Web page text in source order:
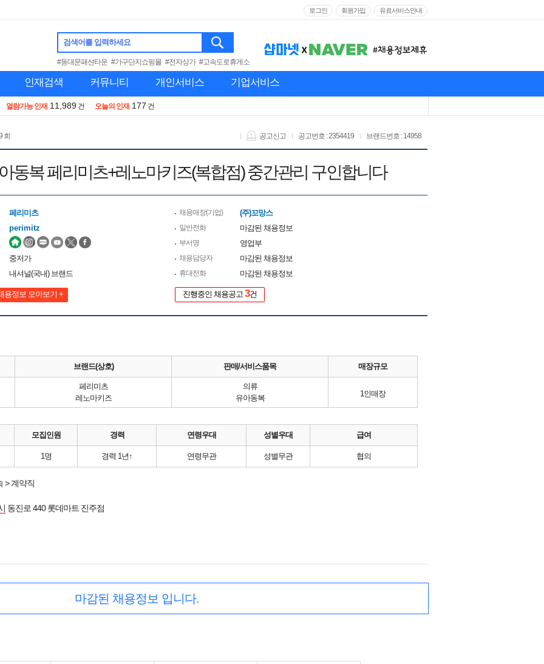
로그인 회원가입 유료서비스안내
검색어를 입력하세요
#동대문패션타운 #가구단지쇼핑몰 #전자상가 #고속도로휴게소
인재검색 커뮤니티 개인서비스 기업서비스
열람가능 인재 11,989 건 오늘의 인재 177 건
회 브랜드번호 : 14958
공고번호 : 2354419
공고신고
동복 페리미츠+레노마키즈(복합점) 중간관리 구인합니다
페리미츠
perimitz
중저가
내셔널(국내) 브랜드
용정보 모아보기 +
채용매장(기업) (주)꼬망스
일반전화 마감된 채용정보
부서명 영업부
채용담당자 마감된 채용정보
휴대전화 마감된 채용정보
진행중인 채용공고 3건
브랜드(상호) 판매/서비스품목 매장규모
페리미츠
레노마키즈
의류
유아동복
1인매장
모집인원 경력 연령우대 성별우대 급여
1명 경력 1년↑ 연령무관 성별무관 협의
> 계약직
동진로 440 롯데마트 진주점
마감된 채용정보 입니다.